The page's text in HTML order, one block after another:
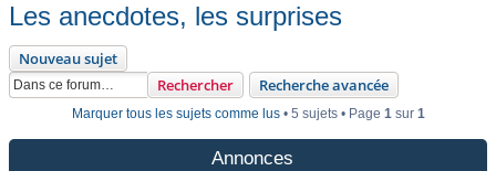
Les anecdotes, les surprises
Nouveau sujet
Rechercher
Recherche avancée
Marquer tous les sujets comme lus• 5 sujets • Page 1sur 1
Annonces